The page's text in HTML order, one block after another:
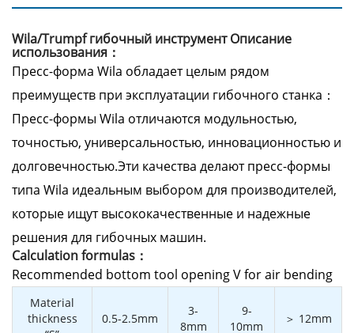
Wila/Trumpf гибочный инструмент Описание
использования：
Пресс-форма Wila обладает целым рядом
преимуществ при эксплуатации гибочного станка：
Пресс-формы Wila отличаются модульностью,
точностью, универсальностью, инновационностью и
долговечностью.Эти качества делают пресс-формы
типа Wila идеальным выбором для производителей,
которые ищут высококачественные и надежные
решения для гибочных машин.
Calculation formulas：
Recommended bottom tool opening V for air bending
Material
thickness
0.5-2.5mm
3-
8mm
9-
10mm
＞ 12mm